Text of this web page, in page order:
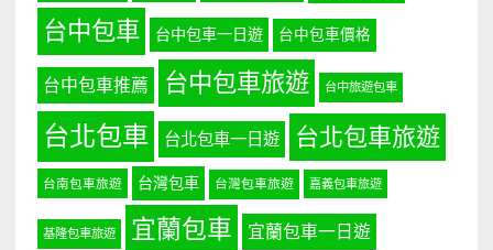
台中包車 台中包車一日遊 台中包車價格
台中包車推薦 台中包車旅遊 台中旅遊包車
台北包車 台北包車一日遊 台北包車旅遊
台南包車旅遊 台灣包車 台灣包車旅遊 嘉義包車旅遊
基隆包車旅遊 宜蘭包車 宜蘭包車一日遊